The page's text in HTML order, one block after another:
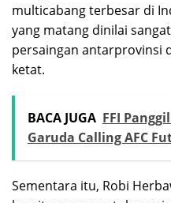
multicabang terbesar di
yang matang dinilai
persaingan antarprovinsi
ketat.
BACA JUGA FFI
Garuda Calling AFC
Sementara itu, Robi